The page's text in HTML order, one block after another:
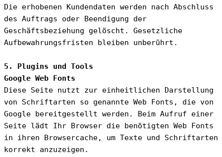
Die erhobenen Kundendaten werden nach Abschluss
des Auftrags oder Beendigung der
Geschäftsbeziehung gelöscht. Gesetzliche
Aufbewahrungsfristen bleiben unberührt.
5. Plugins und Tools
Google Web Fonts
Diese Seite nutzt zur einheitlichen Darstellung
von Schriftarten so genannte Web Fonts, die von
Google bereitgestellt werden. Beim Aufruf einer
Seite lädt Ihr Browser die benötigten Web Fonts
in ihren Browsercache, um Texte und Schriftarten
korrekt anzuzeigen.